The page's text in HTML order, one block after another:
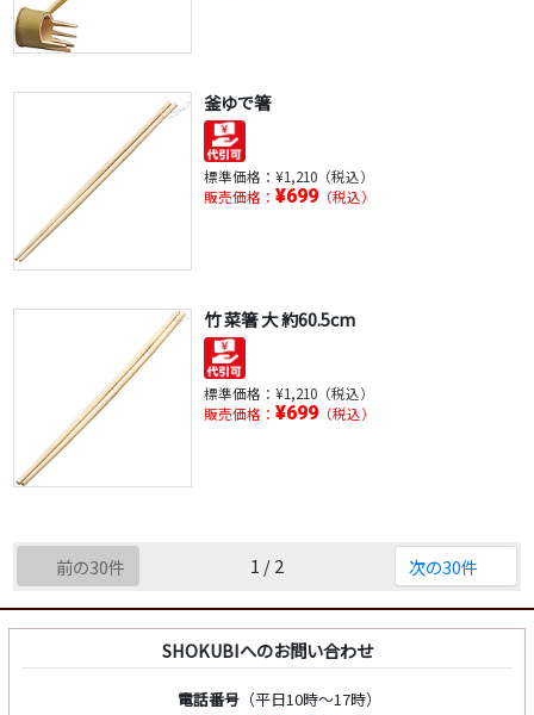
釜ゆで箸
標準価格： ¥1,210（税込）
販売価格： ¥699（税込）
竹 菜箸 大 約60.5cm
標準価格： ¥1,210（税込）
販売価格： ¥699（税込）
前の30件 1 / 2 次の30件
SHOKUBIへのお問い合わせ
電話番号（平日10時～17時）